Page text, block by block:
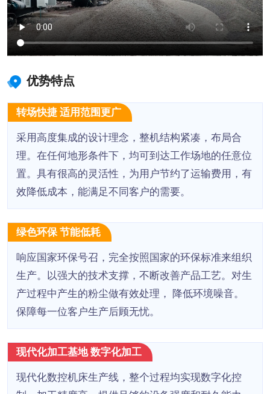
优势特点
转场快捷 适用范围更广
采用高度集成的设计理念，整机结构紧凑，布局合
理。在任何地形条件下，均可到达工作场地的任意位
置。具有很高的灵活性，为用户节约了运输费用，有
效降低成本，能满足不同客户的需要。
绿色环保 节能低耗
响应国家环保号召，完全按照国家的环保标准来组织
生产。以强大的技术支撑，不断改善产品工艺。对生
产过程中产生的粉尘做有效处理， 降低环境噪音。
保障每一位客户生产后顾无忧。
现代化加工基地 数字化加工
现代化数控机床生产线，整个过程均实现数字化控